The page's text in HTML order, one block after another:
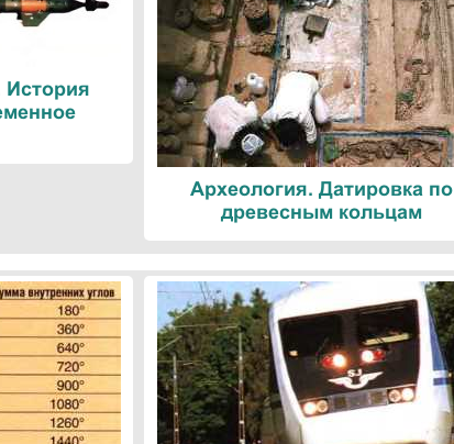
История
Археология. Датировка по
древесным кольцам